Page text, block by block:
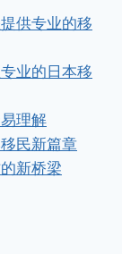
供专业的移
业的日本移
理解
民新篇章
新桥梁